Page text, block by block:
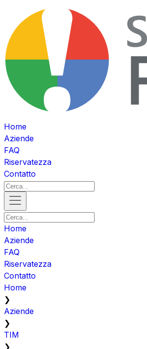
Home
Aziende
FAQ
Riservatezza
Contatto
Home
Aziende
FAQ
Riservatezza
Contatto
Home
❯
Aziende
❯
TIM
❯